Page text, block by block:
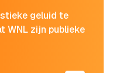
geluid te
WNL zijn publieke